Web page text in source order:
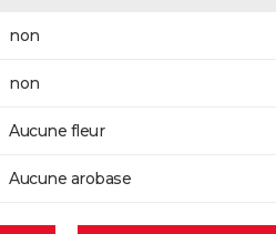
non
non
Aucune fleur
Aucune arobase